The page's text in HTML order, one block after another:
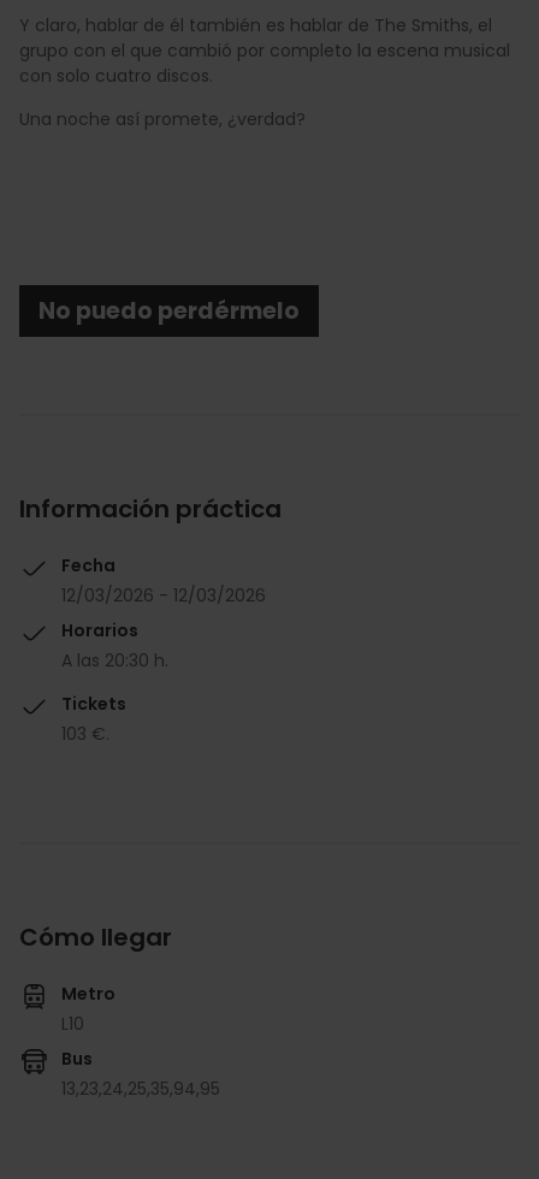
Y claro, hablar de él también es hablar de The Smiths, el
grupo con el que cambió por completo la escena musical
con solo cuatro discos.
Una noche así promete, ¿verdad?
No puedo perdérmelo
Información práctica
Fecha
12/03/2026 - 12/03/2026
Horarios
A las 20:30 h.
Tickets
103 €.
Cómo llegar
Metro
L10
Bus
13,23,24,25,35,94,95